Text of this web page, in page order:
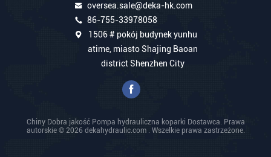
oversea.sale@deka-hk.com
86-755-33978058
1506 # pokój budynek yunhu
atime, miasto Shajing Baoan
district Shenzhen City
Chiny Dobra jakość Pompa hydrauliczna koparki Dostawca. Prawa
autorskie © 2026 dekahydraulic.com . Wszelkie prawa zastrzeżone.